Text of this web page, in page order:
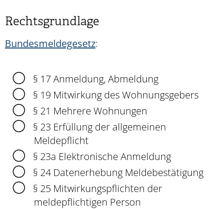
Rechtsgrundlage
Bundesmeldegesetz:
§ 17 Anmeldung, Abmeldung
§ 19 Mitwirkung des Wohnungsgebers
§ 21 Mehrere Wohnungen
§ 23 Erfüllung der allgemeinen
Meldepflicht
§ 23a Elektronische Anmeldung
§ 24 Datenerhebung Meldebestätigung
§ 25 Mitwirkungspflichten der
meldepflichtigen Person